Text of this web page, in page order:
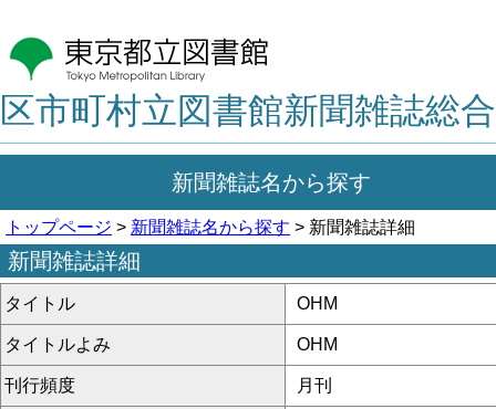
区市町村立図書館新聞雑誌総
新聞雑誌名から探す
トップページ > 新聞雑誌名から探す > 新聞雑誌詳細
新聞雑誌詳細
タイトル OHM
タイトルよみ OHM
刊行頻度 月刊